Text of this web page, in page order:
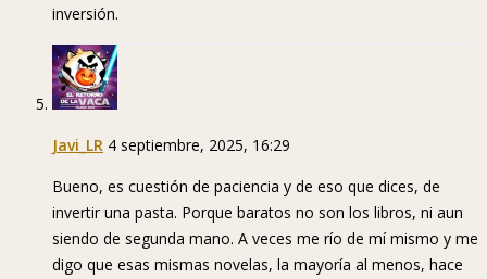
inversión.
Javi_LR 4 septiembre, 2025, 16:29
Bueno, es cuestión de paciencia y de eso que dices, de
invertir una pasta. Porque baratos no son los libros, ni aun
siendo de segunda mano. A veces me río de mí mismo y me
digo que esas mismas novelas, la mayoría al menos, hace